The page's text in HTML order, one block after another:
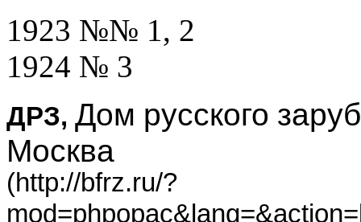
1923 №№ 1, 2
1924 № 3
ДРЗ, Дом русского
Москва
(http://bfrz.ru/?